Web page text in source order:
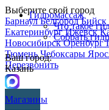
Выберите свой город
БарнаулБелгородБийск
ЕкатеринбургИжевск
НовосибирскОренбург
ТюменьЧебоксары
Перезвонить
Гидромассаж
Что такое
Собрать
Ваш город:
Казань
Магазины